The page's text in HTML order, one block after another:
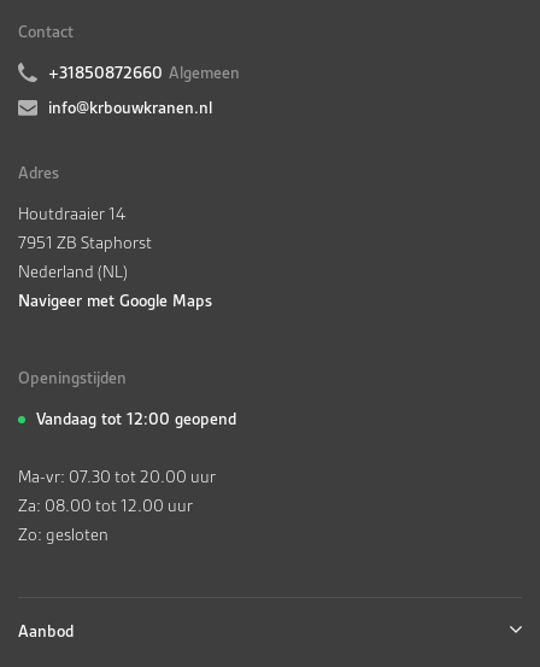
Contact
+31850872660 Algemeen
info@krbouwkranen.nl
Adres
Houtdraaier 14
7951 ZB Staphorst
Nederland (NL)
Navigeer met Google Maps
Openingstijden
Vandaag tot 12:00 geopend
Ma-vr: 07.30 tot 20.00 uur
Za: 08.00 tot 12.00 uur
Zo: gesloten
Aanbod